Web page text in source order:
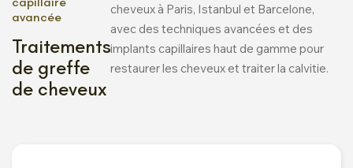
avancée
Traitements
de greffe
de cheveux
cheveux à Paris, Istanbul et Barcelone,
avec des techniques avancées et des
implants capillaires haut de gamme pour
restaurer les cheveux et traiter la calvitie.